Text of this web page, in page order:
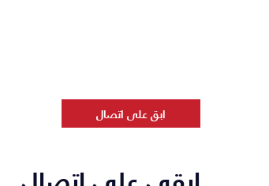
ابق على اتصال